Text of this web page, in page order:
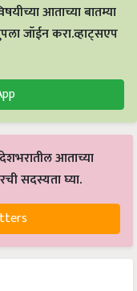
आताच्या बातम्या
जॉईन करा.व्हाट्सएप
आताच्या
सदस्यता घ्या.